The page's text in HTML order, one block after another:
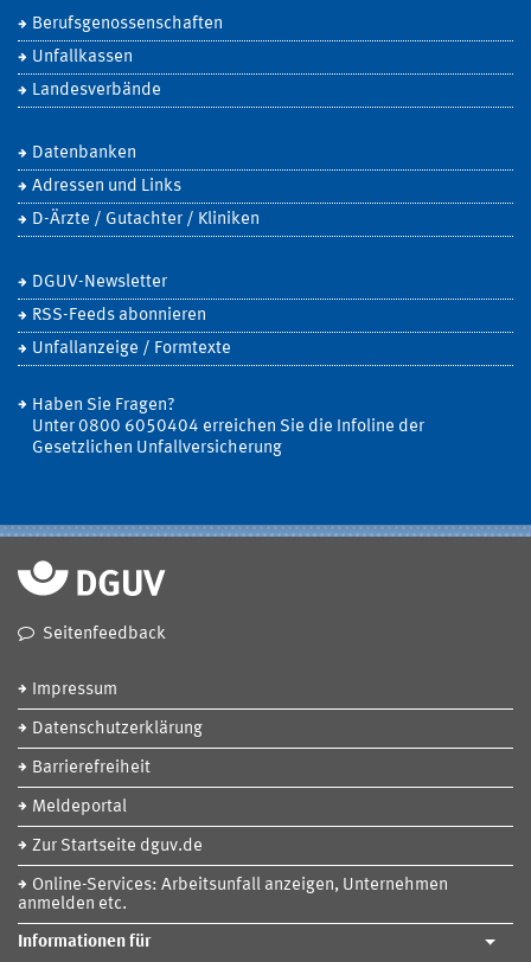
Berufsgenossenschaften
Unfallkassen
Landesverbände
Datenbanken
Adressen und Links
D-Ärzte / Gutachter / Kliniken
DGUV-Newsletter
RSS-Feeds abonnieren
Unfallanzeige / Formtexte
Haben Sie Fragen?
Unter 0800 6050404 erreichen Sie die Infoline der
Gesetzlichen Unfallversicherung
Seitenfeedback
Impressum
Datenschutzerklärung
Barrierefreiheit
Meldeportal
Zur Startseite dguv.de
Online-Services: Arbeitsunfall anzeigen, Unternehmen
anmelden etc.
Informationen für